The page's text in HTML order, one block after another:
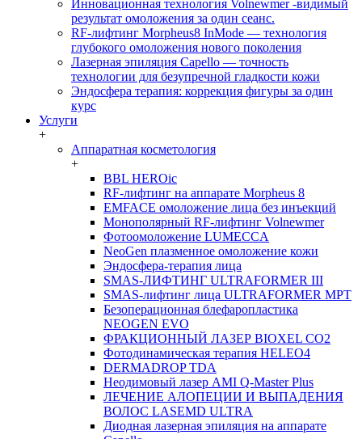
Инновационная технология Volnewmer -видимый
результат омоложения за один сеанс.
RF-лифтинг Morpheus8 InMode — технология
глубокого омоложения нового поколения
Лазерная эпиляция Capello — точность
технологии для безупречной гладкости кожи
Эндосфера терапия: коррекция фигуры за один
курс
Услуги
+
Аппаратная косметология
+
BBL HEROic
RF-лифтинг на аппарате Morpheus 8
EMFACE омоложение лица без инъекций
Монополярный RF-лифтинг Volnewmer
Фотоомоложение LUMECCA
NeoGen плазменное омоложение кожи
Эндосфера-терапия лица
SMAS-ЛИФТИНГ ULTRAFORMER III
SMAS-лифтинг лица ULTRAFORMER MPT
Безоперационная блефаропластика
NEOGEN EVO
ФРАКЦИОННЫЙ ЛАЗЕР BIOXEL CO2
Фотодинамическая терапия HELEO4
DERMADROP TDA
Неодимовый лазер AMI Q-Master Plus
ЛЕЧЕНИЕ АЛОПЕЦИИ И ВЫПАДЕНИЯ
ВОЛОС LASEMD ULTRA
Диодная лазерная эпиляция на аппарате